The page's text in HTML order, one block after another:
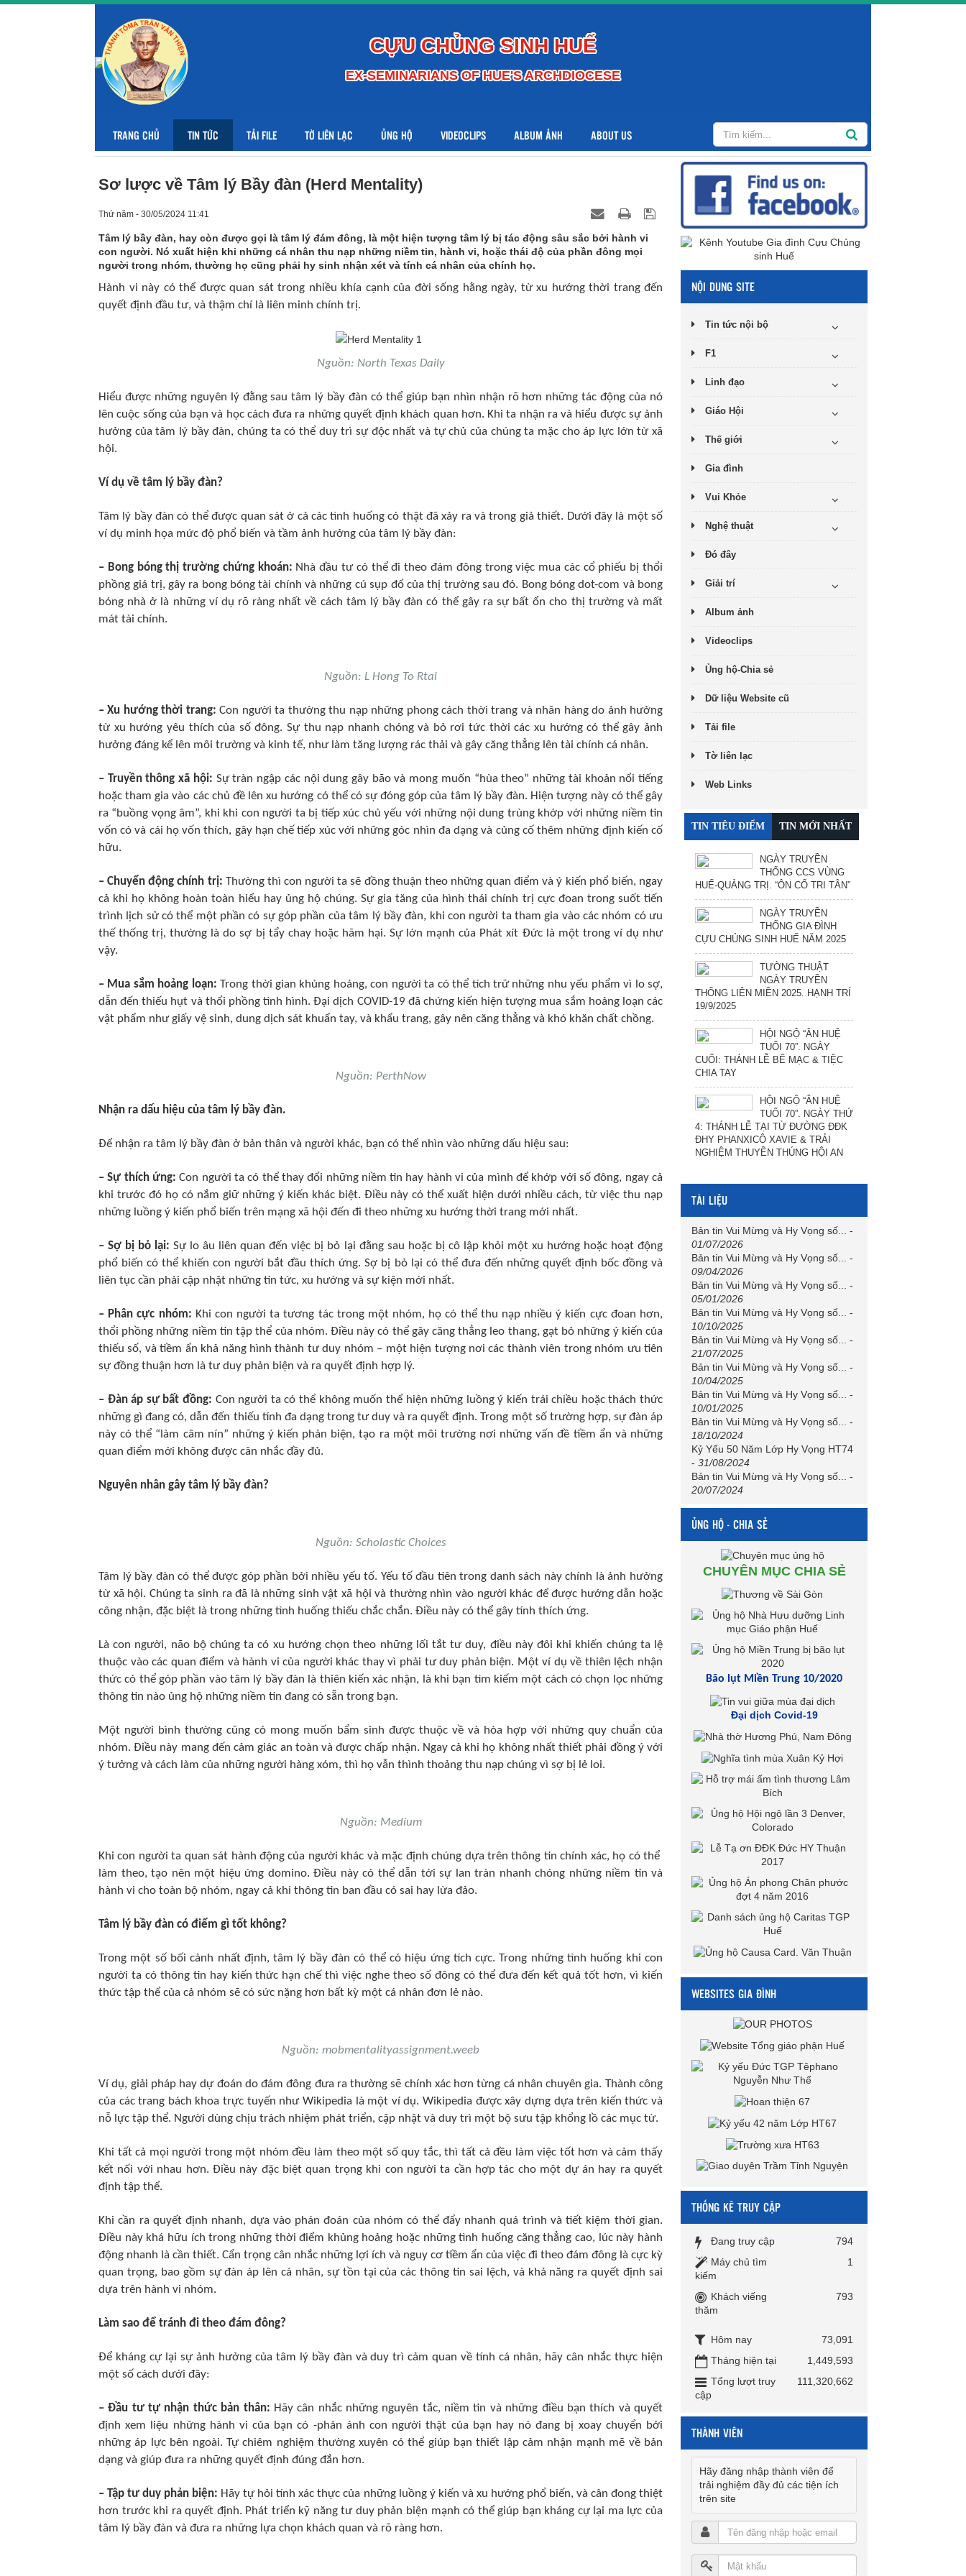
CỰU CHỦNG SINH HUẾ
EX-SEMINARIANS OF HUE'S ARCHDIOCESE
TRANG CHỦ TIN TỨC TẢI FILE TỜ LIÊN LẠC ỦNG HỘ VIDEOCLIPS ALBUM ẢNH ABOUT US
Sơ lược về Tâm lý Bầy đàn (Herd Mentality)
Thứ năm - 30/05/2024 11:41
Tâm lý bầy đàn, hay còn được gọi là tâm lý đám đông, là một hiện tượng tâm lý bị tác động sâu sắc bởi hành vi
con người. Nó xuất hiện khi những cá nhân thu nạp những niềm tin, hành vi, hoặc thái độ của phần đông mọi
người trong nhóm, thường họ cũng phải hy sinh nhận xét và tính cá nhân của chính họ.
Hành vi này có thể được quan sát trong nhiều khía cạnh của đời sống hằng ngày, từ xu hướng thời trang đến
quyết định đầu tư, và thậm chí là liên minh chính trị.
Nguồn: North Texas Daily
Hiểu được những nguyên lý đằng sau tâm lý bầy đàn có thể giúp bạn nhìn nhận rõ hơn những tác động của nó
lên cuộc sống của bạn và học cách đưa ra những quyết định khách quan hơn. Khi ta nhận ra và hiểu được sự ảnh
hưởng của tâm lý bầy đàn, chúng ta có thể duy trì sự độc nhất và tự chủ của chúng ta mặc cho áp lực lớn từ xã
hội.
Ví dụ về tâm lý bầy đàn?
Tâm lý bầy đàn có thể được quan sát ở cả các tình huống có thật đã xảy ra và trong giả thiết. Dưới đây là một số
ví dụ minh họa mức độ phổ biến và tầm ảnh hưởng của tâm lý bầy đàn:
– Bong bóng thị trường chứng khoán: Nhà đầu tư có thể đi theo đám đông trong việc mua các cổ phiếu bị thổi
phồng giá trị, gây ra bong bóng tài chính và những cú sụp đổ của thị trường sau đó. Bong bóng dot-com và bong
bóng nhà ở là những ví dụ rõ ràng nhất về cách tâm lý bầy đàn có thể gây ra sự bất ổn cho thị trường và mất
mát tài chính.
Nguồn: L Hong To Rtai
– Xu hướng thời trang: Con người ta thường thu nạp những phong cách thời trang và nhãn hàng do ảnh hưởng
từ xu hướng yêu thích của số đông. Sự thu nạp nhanh chóng và bỏ rơi tức thời các xu hướng có thể gây ảnh
hưởng đáng kể lên môi trường và kinh tế, như làm tăng lượng rác thải và gây căng thẳng lên tài chính cá nhân.
– Truyền thông xã hội: Sự tràn ngập các nội dung gây bão và mong muốn “hùa theo” những tài khoản nổi tiếng
hoặc tham gia vào các chủ đề lên xu hướng có thể có sự đóng góp của tâm lý bầy đàn. Hiện tượng này có thể gây
ra “buồng vọng âm”, khi khi con người ta bị tiếp xúc chủ yếu với những nội dung trùng khớp với những niềm tin
vốn có và cái họ vốn thích, gây hạn chế tiếp xúc với những góc nhìn đa dạng và củng cố thêm những định kiến cố
hữu.
– Chuyển động chính trị: Thường thì con người ta sẽ đồng thuận theo những quan điểm và ý kiến phổ biến, ngay
cả khi họ không hoàn toàn hiểu hay ủng hộ chúng. Sự gia tăng của hình thái chính trị cực đoan trong suốt tiến
trình lịch sử có thể một phần có sự góp phần của tâm lý bầy đàn, khi con người ta tham gia vào các nhóm có ưu
thế thống trị, thường là do sợ bị tẩy chay hoặc hãm hại. Sự lớn mạnh của Phát xít Đức là một trong ví dụ như
vậy.
– Mua sắm hoảng loạn: Trong thời gian khủng hoảng, con người ta có thể tích trữ những nhu yếu phẩm vì lo sợ,
dẫn đến thiếu hụt và thổi phồng tình hình. Đại dịch COVID-19 đã chứng kiến hiện tượng mua sắm hoảng loạn các
vật phẩm như giấy vệ sinh, dung dịch sát khuẩn tay, và khẩu trang, gây nên căng thẳng và khó khăn chất chồng.
Nguồn: PerthNow
Nhận ra dấu hiệu của tâm lý bầy đàn.
Để nhận ra tâm lý bầy đàn ở bản thân và người khác, bạn có thể nhìn vào những dấu hiệu sau:
– Sự thích ứng: Con người ta có thể thay đổi những niềm tin hay hành vi của mình để khớp với số đông, ngay cả
khi trước đó họ có nắm giữ những ý kiến khác biệt. Điều này có thể xuất hiện dưới nhiều cách, từ việc thu nạp
những luồng ý kiến phổ biến trên mạng xã hội đến đi theo những xu hướng thời trang mới nhất.
– Sợ bị bỏ lại: Sự lo âu liên quan đến việc bị bỏ lại đằng sau hoặc bị cô lập khỏi một xu hướng hoặc hoạt động
phổ biến có thể khiến con người bắt đầu thích ứng. Sợ bị bỏ lại có thể đưa đến những quyết định bốc đồng và
liên tục cần phải cập nhật những tin tức, xu hướng và sự kiện mới nhất.
– Phân cực nhóm: Khi con người ta tương tác trong một nhóm, họ có thể thu nạp nhiều ý kiến cực đoan hơn,
thổi phồng những niềm tin tập thể của nhóm. Điều này có thể gây căng thẳng leo thang, gạt bỏ những ý kiến của
thiếu số, và tiềm ẩn khả năng hình thành tư duy nhóm – một hiện tượng nơi các thành viên trong nhóm ưu tiên
sự đồng thuận hơn là tư duy phản biện và ra quyết định hợp lý.
– Đàn áp sự bất đồng: Con người ta có thể không muốn thể hiện những luồng ý kiến trái chiều hoặc thách thức
những gì đang có, dẫn đến thiếu tính đa dạng trong tư duy và ra quyết định. Trong một số trường hợp, sự đàn áp
này có thể “làm câm nín” những ý kiến phản biện, tạo ra một môi trường nơi những vấn đề tiềm ẩn và những
quan điểm mới không được cân nhắc đầy đủ.
Nguyên nhân gây tâm lý bầy đàn?
Nguồn: Scholastic Choices
Tâm lý bầy đàn có thể được góp phần bởi nhiều yếu tố. Yếu tố đầu tiên trong danh sách này chính là ảnh hưởng
từ xã hội. Chúng ta sinh ra đã là những sinh vật xã hội và thường nhìn vào người khác để được hướng dẫn hoặc
công nhận, đặc biệt là trong những tình huống thiếu chắc chắn. Điều này có thể gây tính thích ứng.
Là con người, não bộ chúng ta có xu hướng chọn theo những lối tắt tư duy, điều này đôi khi khiến chúng ta lệ
thuộc vào các quan điểm và hành vi của người khác thay vì phải tư duy phản biện. Một ví dụ về thiên lệch nhận
thức có thể góp phần vào tâm lý bầy đàn là thiên kiến xác nhận, là khi bạn tìm kiếm một cách có chọn lọc những
thông tin nào ủng hộ những niềm tin đang có sẵn trong bạn.
Một người bình thường cũng có mong muốn bẩm sinh được thuộc về và hòa hợp với những quy chuẩn của
nhóm. Điều này mang đến cảm giác an toàn và được chấp nhận. Ngay cả khi họ không nhất thiết phải đồng ý với
ý tưởng và cách làm của những người hàng xóm, thì họ vẫn thình thoảng thu nạp chúng vì sợ bị lẻ loi.
Nguồn: Medium
Khi con người ta quan sát hành động của người khác và mặc định chúng dựa trên thông tin chính xác, họ có thể
làm theo, tạo nên một hiệu ứng domino. Điều này có thể dẫn tới sự lan tràn nhanh chóng những niềm tin và
hành vi cho toàn bộ nhóm, ngay cả khi thông tin ban đầu có sai hay lừa đảo.
Tâm lý bầy đàn có điểm gì tốt không?
Trong một số bối cảnh nhất định, tâm lý bầy đàn có thể có hiệu ứng tích cực. Trong những tình huống khi con
người ta có thông tin hay kiến thức hạn chế thì việc nghe theo số đông có thể đưa đến kết quả tốt hơn, vì kiến
thức tập thể của cả nhóm sẽ có sức nặng hơn bất kỳ một cá nhân đơn lẻ nào.
Nguồn: mobmentalityassignment.weeb
Ví dụ, giải pháp hay dự đoán do đám đông đưa ra thường sẽ chính xác hơn từng cá nhân chuyên gia. Thành công
của các trang bách khoa trực tuyến như Wikipedia là một ví dụ. Wikipedia được xây dựng dựa trên kiến thức và
nỗ lực tập thể. Người dùng chịu trách nhiệm phát triển, cập nhật và duy trì một bộ sưu tập khổng lồ các mục từ.
Khi tất cả mọi người trong một nhóm đều làm theo một số quy tắc, thì tất cả đều làm việc tốt hơn và cảm thấy
kết nối với nhau hơn. Điều này đặc biệt quan trọng khi con người ta cần hợp tác cho một dự án hay ra quyết
định tập thể.
Khi cần ra quyết định nhanh, dựa vào phán đoán của nhóm có thể đẩy nhanh quá trình và tiết kiệm thời gian.
Điều này khá hữu ích trong những thời điểm khủng hoảng hoặc những tình huống căng thẳng cao, lúc này hành
động nhanh là cần thiết. Cẩn trọng cân nhắc những lợi ích và nguy cơ tiềm ẩn của việc đi theo đám đông là cực kỳ
quan trọng, bao gồm sự đàn áp lên cá nhân, sự tồn tại của các thông tin sai lệch, và khả năng ra quyết định sai
dựa trên hành vi nhóm.
Làm sao để tránh đi theo đám đông?
Để kháng cự lại sự ảnh hưởng của tâm lý bầy đàn và duy trì cảm quan về tính cá nhân, hãy cân nhắc thực hiện
một số cách dưới đây:
– Đầu tư tự nhận thức bản thân: Hãy cân nhắc những nguyên tắc, niềm tin và những điều bạn thích và quyết
định xem liệu những hành vi của bạn có -phản ánh con người thật của bạn hay nó đang bị xoay chuyển bởi
những áp lực bên ngoài. Tự chiêm nghiệm thường xuyên có thể giúp bạn thiết lập cảm nhận mạnh mẽ về bản
dạng và giúp đưa ra những quyết định đúng đắn hơn.
– Tập tư duy phản biện: Hãy tự hỏi tính xác thực của những luồng ý kiến và xu hướng phổ biến, và cân đong thiệt
hơn trước khi ra quyết định. Phát triển kỹ năng tư duy phản biện mạnh có thể giúp bạn kháng cự lại ma lực của
tâm lý bầy đàn và đưa ra những lựa chọn khách quan và rõ ràng hơn.
NỘI DUNG SITE
Tin tức nội bộ
F1
Linh đạo
Giáo Hội
Thế giới
Gia đình
Vui Khỏe
Nghệ thuật
Đó đây
Giải trí
Album ảnh
Videoclips
Ủng hộ-Chia sẻ
Dữ liệu Website cũ
Tải file
Tờ liên lạc
Web Links
TIN TIÊU ĐIỂM TIN MỚI NHẤT
NGÀY TRUYỀN
THỐNG CCS VÙNG
HUẾ-QUẢNG TRỊ. “ÔN CỐ TRI TÂN”
NGÀY TRUYỀN
THỐNG GIA ĐÌNH
CỰU CHỦNG SINH HUẾ NĂM 2025
TƯỜNG THUẬT
NGÀY TRUYỀN
THỐNG LIÊN MIỀN 2025. HẠNH TRÍ
19/9/2025
HỘI NGỘ “ÂN HUỆ
TUỔI 70”. NGÀY
CUỐI: THÁNH LỄ BẾ MẠC & TIỆC
CHIA TAY
HỘI NGỘ “ÂN HUỆ
TUỔI 70”. NGÀY THỨ
4: THÁNH LỄ TẠI TỪ ĐƯỜNG ĐĐK
ĐHY PHANXICÔ XAVIE & TRẢI
NGHIỆM THUYỀN THÚNG HỘI AN
TÀI LIỆU
Bản tin Vui Mừng và Hy Vọng số...
-
01/07/2026
Bản tin Vui Mừng và Hy Vọng số...
-
09/04/2026
Bản tin Vui Mừng và Hy Vọng số...
-
05/01/2026
Bản tin Vui Mừng và Hy Vọng số...
-
10/10/2025
Bản tin Vui Mừng và Hy Vọng số...
-
21/07/2025
Bản tin Vui Mừng và Hy Vọng số...
-
10/04/2025
Bản tin Vui Mừng và Hy Vọng số...
-
10/01/2025
Bản tin Vui Mừng và Hy Vọng số...
-
18/10/2024
Kỷ Yếu 50 Năm Lớp Hy Vọng HT74
- 31/08/2024
Bản tin Vui Mừng và Hy Vọng số...
-
20/07/2024
ỦNG HỘ - CHIA SẺ
CHUYÊN MỤC CHIA SẺ
Bão lụt Miền Trung 10/2020
Đại dịch Covid-19
WEBSITES GIA ĐÌNH
THỐNG KÊ TRUY CẬP
Đang truy cập
794
Máy chủ tìm
kiếm
1
Khách viếng
thăm
793
Hôm nay
73,091
Tháng hiện tại
1,449,593
Tổng lượt truy
cập
111,320,662
THÀNH VIÊN
Hãy đăng nhập thành viên để
trải nghiệm đầy đủ các tiện ích
trên site